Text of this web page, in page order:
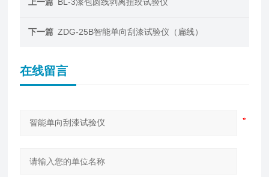
下一篇 ZDG-25B智能单向刮漆试验仪（扁线）
在线留言